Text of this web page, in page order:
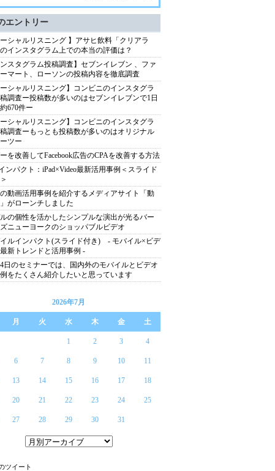
エントリー
ーシャルリスニング 】アサヒ飲料「クリアラ
インスタグラム上での本当の評価は？
ンスタグラム投稿調査】セブンイレブン 、ファ
ーマート、ローソンの投稿内容を徹底調査
ーシャルリスニング】コンビニのインスタグラ
調査ー投稿数が多いのはセブンイレブンで1日
670件ー
ーシャルリスニング】コンビニのインスタグラ
調査ーもっとも投稿数が多いのはオリジナル
ツー
を改善してFacebook広告のCPAを改善する方法
ンパクト：iPad×Video最新活用事例＜スライド
動画活用事例を紹介するメディアサイト「動
がローンチしました
の個性を活かしたシンプルな演出が光るバー
ニューヨークのショッパブルビデオ
ルインパクト(スライド付き) - モバイル×ビデ
新トレンドと活用事例 -
日のセミナーでは、国内外のモバイルとビデオ
をたくさん紹介したいと思っています
2026年7月
月 火 水 木 金 土
1 2 3 4
6 7 8 9 10 11
13 14 15 16 17 18
20 21 22 23 24 25
27 28 29 30 31
ツイート